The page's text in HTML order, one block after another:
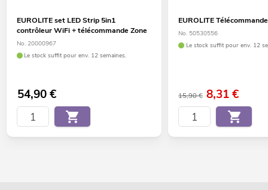
EUROLITE set LED Strip 5in1
contrôleur WiFi + télécommande Zone
No. 20000967
Le stock suffit pour env. 12 semaines.
54,90€
EUROLITE
No. 50530556
Le stock suffit pour env. 12
15,90 € 8,31€